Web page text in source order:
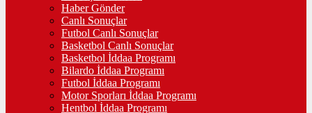
Haber Gönder
Canlı Sonuçlar
Futbol Canlı Sonuçlar
Basketbol Canlı Sonuçlar
Basketbol İddaa Programı
Bilardo İddaa Programı
Futbol İddaa Programı
Motor Sporları İddaa Programı
Hentbol İddaa Programı